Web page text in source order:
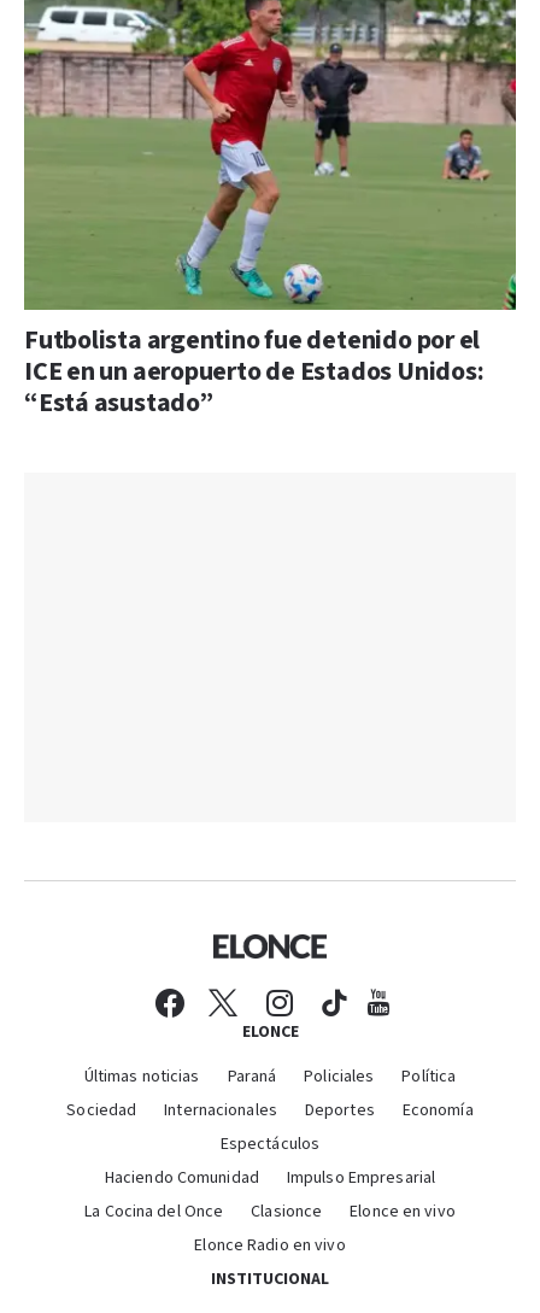
Futbolista argentino fue detenido por el
ICE en un aeropuerto de Estados Unidos:
“Está asustado”
ELONCE
Últimas noticias Paraná Policiales
Política
Sociedad
Internacionales Deportes
Economía
Espectáculos
Haciendo Comunidad
Impulso Empresarial
La Cocina del Once
Clasionce
Elonce en vivo
Elonce Radio en vivo
INSTITUCIONAL